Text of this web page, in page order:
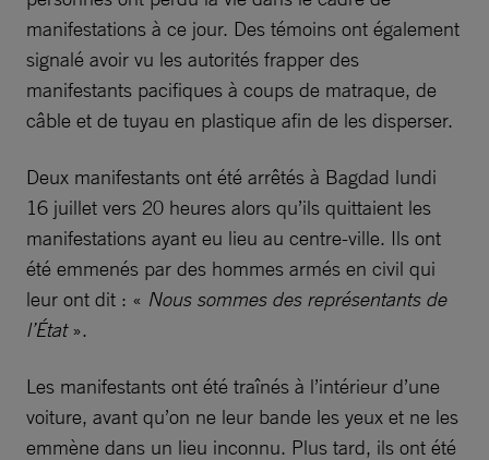
manifestations à ce jour. Des témoins ont également
signalé avoir vu les autorités frapper des
manifestants pacifiques à coups de matraque, de
câble et de tuyau en plastique afin de les disperser.
Deux manifestants ont été arrêtés à Bagdad lundi
16 juillet vers 20 heures alors qu’ils quittaient les
manifestations ayant eu lieu au centre-ville. Ils ont
été emmenés par des hommes armés en civil qui
leur ont dit : « Nous sommes des représentants de
l’État ».
Les manifestants ont été traînés à l’intérieur d’une
voiture, avant qu’on ne leur bande les yeux et ne les
emmène dans un lieu inconnu. Plus tard, ils ont été